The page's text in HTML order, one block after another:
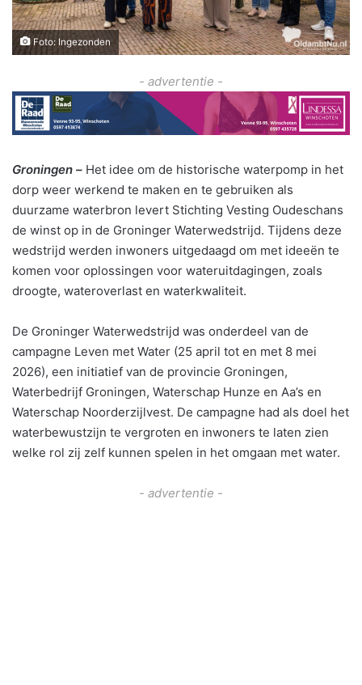
Foto: Ingezonden
- advertentie -
Groningen – Het idee om de historische waterpomp in het
dorp weer werkend te maken en te gebruiken als
duurzame waterbron levert Stichting Vesting Oudeschans
de winst op in de Groninger Waterwedstrijd. Tijdens deze
wedstrijd werden inwoners uitgedaagd om met ideeën te
komen voor oplossingen voor wateruitdagingen, zoals
droogte, wateroverlast en waterkwaliteit.
De Groninger Waterwedstrijd was onderdeel van de
campagne Leven met Water (25 april tot en met 8 mei
2026), een initiatief van de provincie Groningen,
Waterbedrijf Groningen, Waterschap Hunze en Aa’s en
Waterschap Noorderzijlvest. De campagne had als doel het
waterbewustzijn te vergroten en inwoners te laten zien
welke rol zij zelf kunnen spelen in het omgaan met water.
- advertentie -